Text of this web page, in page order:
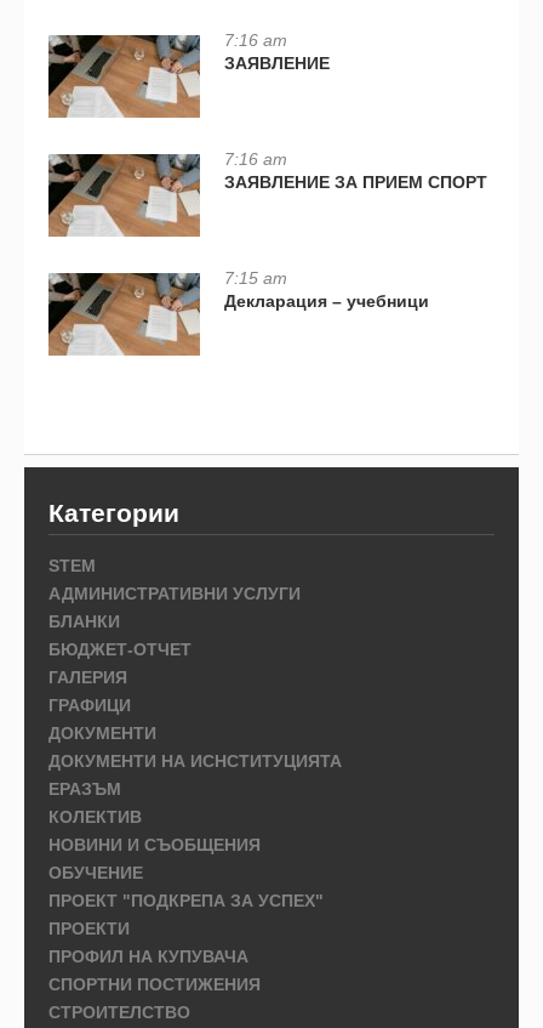
7:16 am
ЗАЯВЛЕНИЕ
7:16 am
ЗАЯВЛЕНИЕ ЗА ПРИЕМ СПОРТ
7:15 am
Декларация – учебници
Категории
STEM
АДМИНИСТРАТИВНИ УСЛУГИ
БЛАНКИ
БЮДЖЕТ-ОТЧЕТ
ГАЛЕРИЯ
ГРАФИЦИ
ДОКУМЕНТИ
ДОКУМЕНТИ НА ИСНСТИТУЦИЯТА
ЕРАЗЪМ
КОЛЕКТИВ
НОВИНИ И СЪОБЩЕНИЯ
ОБУЧЕНИЕ
ПРОЕКТ "ПОДКРЕПА ЗА УСПЕХ"
ПРОЕКТИ
ПРОФИЛ НА КУПУВАЧА
СПОРТНИ ПОСТИЖЕНИЯ
СТРОИТЕЛСТВО